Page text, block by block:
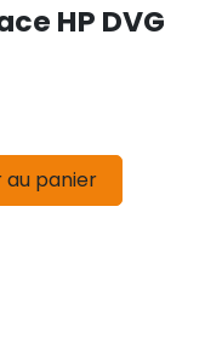
HP DVG
au panier